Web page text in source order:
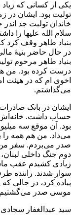
یکی از کسانی که
تولیت بود. ایشان در
خاندان تولیت جد
سلام الله علیها را
بنیاد طاهر وقف کرد
در حال حاضر بنیۀ
بنیاد طاهر مرحوم
درست کرده بود. من
اخوی ام که در هیئت
می‌گذاشتم.
ایشان در بانک
حساب داشت. خانه‌اش
بود. آن موقع سه
می‌داد. من هم همه را
دوم جنگ داخلی
زیادی کشیدم عقب
سوار شدند. راننده
پیاده کرد، در حالی
موسی صدر
سید عبدالغفار سجادی